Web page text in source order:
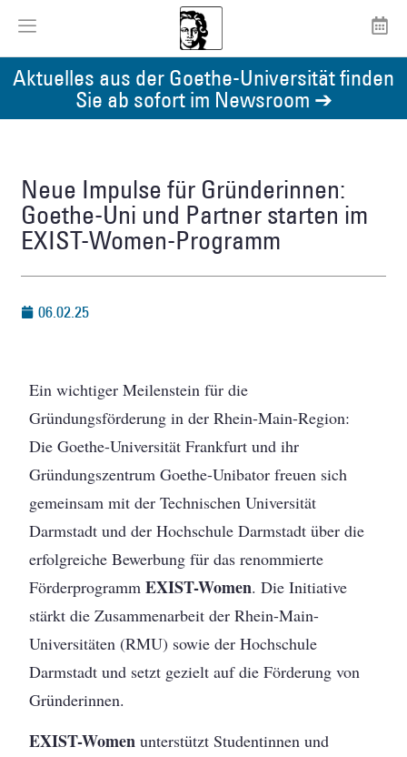
Aktuelles aus der Goethe-Universität finden
Sie ab sofort im Newsroom ➔
Neue Impulse für Gründerinnen:
Goethe-Uni und Partner starten im
EXIST-Women-Programm
06.02.25
Ein wichtiger Meilenstein für die
Gründungsförderung in der Rhein-Main-Region:
Die Goethe-Universität Frankfurt und ihr
Gründungszentrum Goethe-Unibator freuen sich
gemeinsam mit der Technischen Universität
Darmstadt und der Hochschule Darmstadt über die
erfolgreiche Bewerbung für das renommierte
FörderprogrammEXIST-Women. Die Initiative
stärkt die Zusammenarbeit der Rhein-Main-
Universitäten (RMU) sowie der Hochschule
Darmstadt und setzt gezielt auf die Förderung von
Gründerinnen.
EXIST-Women unterstützt Studentinnen und